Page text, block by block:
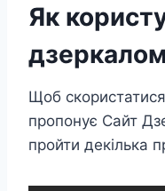
Як
Щоб
пропонує Сайт
пройти декілька